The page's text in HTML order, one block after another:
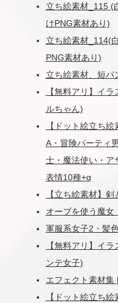
立ち絵素材_115 (
けPNG素材あり)
立ち絵素材_114(
PNG素材あり)
立ち絵素材、短パ
【無料アリ】イ
ルちゃん)
【ドット絵立ち
A・冒険パーティ
士・魔法使い・ア
表情10種+α
【立ち絵素材】
オーブを使う魔女
軍服系女子2・髪
【無料アリ】イ
ンテ女子)
エフェクト素材集
【ドット絵立ち